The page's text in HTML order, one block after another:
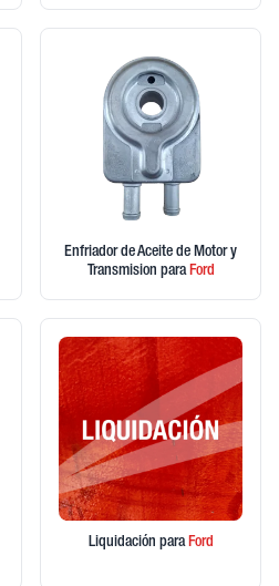
Enfriador de Aceite de Motor y
Transmision paraFord
Liquidación paraFord